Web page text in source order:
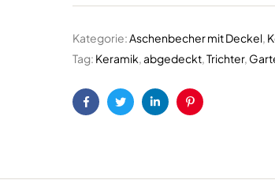
Kategorie:Aschenbecher mit Deckel,
Tag: Keramik,abgedeckt,Trichter,
FacebookTwitterLinkedInPinterest